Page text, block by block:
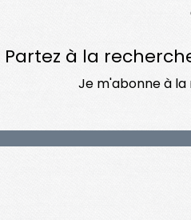
Partez à la
Je m'abonne à